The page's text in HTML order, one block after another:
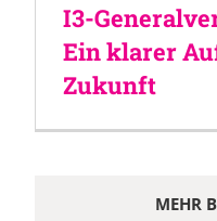
I3-
Ein klarer
Zukunft
MEHR